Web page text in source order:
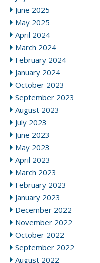
June 2025
May 2025
April 2024
March 2024
February 2024
January 2024
October 2023
September 2023
August 2023
July 2023
June 2023
May 2023
April 2023
March 2023
February 2023
January 2023
December 2022
November 2022
October 2022
September 2022
August 2022